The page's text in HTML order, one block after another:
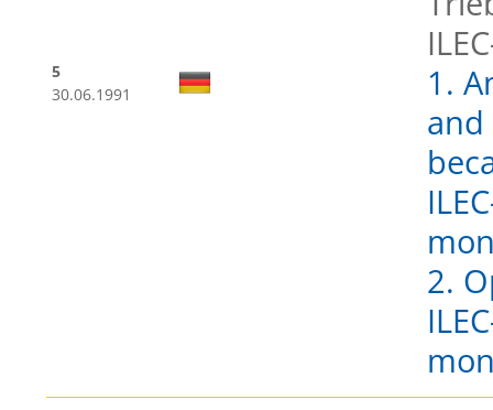
5
30.06.1991
1.
2.